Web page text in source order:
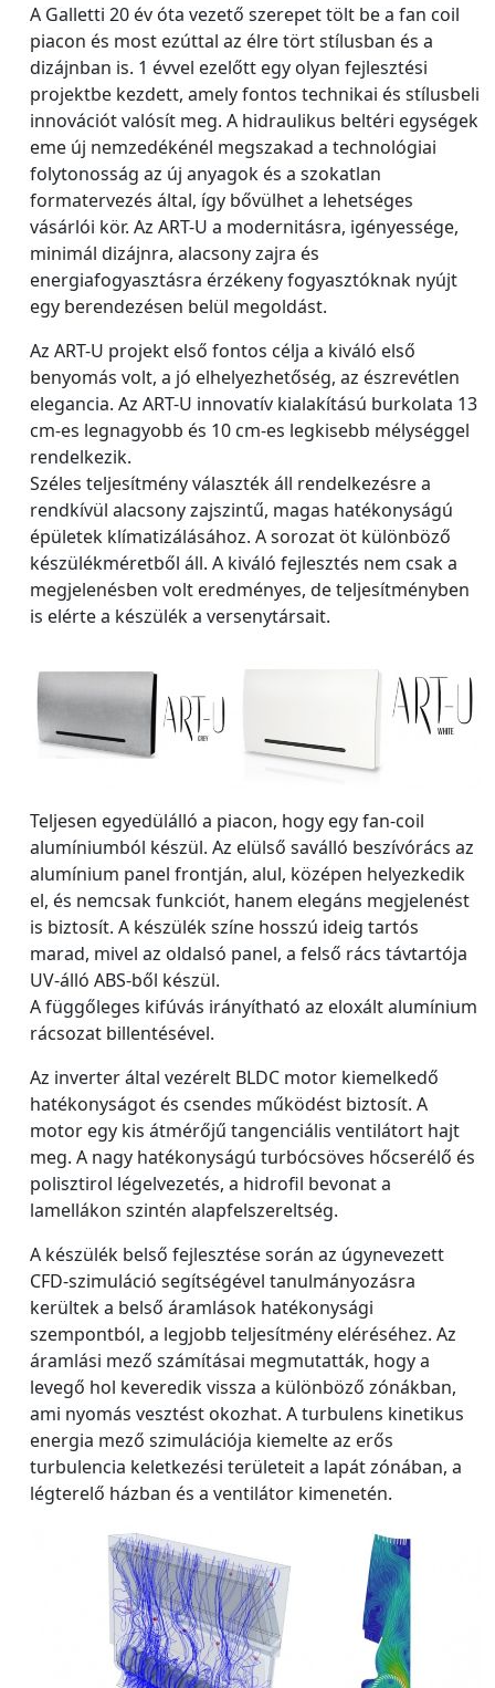
A Galletti 20 év óta vezető szerepet tölt be a fan coil
piacon és most ezúttal az élre tört stílusban és a
dizájnban is. 1 évvel ezelőtt egy olyan fejlesztési
projektbe kezdett, amely fontos technikai és stílusbeli
innovációt valósít meg. A hidraulikus beltéri egységek
eme új nemzedékénél megszakad a technológiai
folytonosság az új anyagok és a szokatlan
formatervezés által, így bővülhet a lehetséges
vásárlói kör. Az ART-U a modernitásra, igényessége,
minimál dizájnra, alacsony zajra és
energiafogyasztásra érzékeny fogyasztóknak nyújt
egy berendezésen belül megoldást.
Az ART-U projekt első fontos célja a kiváló első
benyomás volt, a jó elhelyezhetőség, az észrevétlen
elegancia. Az ART-U innovatív kialakítású burkolata 13
cm-es legnagyobb és 10 cm-es legkisebb mélységgel
rendelkezik.
Széles teljesítmény választék áll rendelkezésre a
rendkívül alacsony zajszintű, magas hatékonyságú
épületek klímatizálásához. A sorozat öt különböző
készülékméretből áll. A kiváló fejlesztés nem csak a
megjelenésben volt eredményes, de teljesítményben
is elérte a készülék a versenytársait.
Teljesen egyedülálló a piacon, hogy egy fan-coil
alumíniumból készül. Az elülső saválló beszívórács az
alumínium panel frontján, alul, középen helyezkedik
el, és nemcsak funkciót, hanem elegáns megjelenést
is biztosít. A készülék színe hosszú ideig tartós
marad, mivel az oldalsó panel, a felső rács távtartója
UV-álló ABS-ből készül.
A függőleges kifúvás irányítható az eloxált alumínium
rácsozat billentésével.
Az inverter által vezérelt BLDC motor kiemelkedő
hatékonyságot és csendes működést biztosít. A
motor egy kis átmérőjű tangenciális ventilátort hajt
meg. A nagy hatékonyságú turbócsöves hőcserélő és
polisztirol légelvezetés, a hidrofil bevonat a
lamellákon szintén alapfelszereltség.
A készülék belső fejlesztése során az úgynevezett
CFD-szimuláció segítségével tanulmányozásra
kerültek a belső áramlások hatékonysági
szempontból, a legjobb teljesítmény eléréséhez. Az
áramlási mező számításai megmutatták, hogy a
levegő hol keveredik vissza a különböző zónákban,
ami nyomás vesztést okozhat. A turbulens kinetikus
energia mező szimulációja kiemelte az erős
turbulencia keletkezési területeit a lapát zónában, a
légterelő házban és a ventilátor kimenetén.